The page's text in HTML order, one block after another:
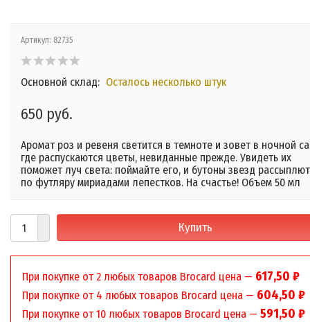
Артикул: 82735
Основной склад: Осталось несколько штук
650 руб.
Аромат роз и ревеня светится в темноте и зовет в ночной
где распускаются цветы, невиданные прежде. Увидеть их
поможет луч света: поймайте его, и бутоны звезд
по футляру мириадами лепестков. На счастье! Объем 50 мл
Купить
При покупке от 2 любых товаров Brocard цена — 617,50 ₽
При покупке от 4 любых товаров Brocard цена — 604,50 ₽
При покупке от 10 любых товаров Brocard цена — 591,50 ₽